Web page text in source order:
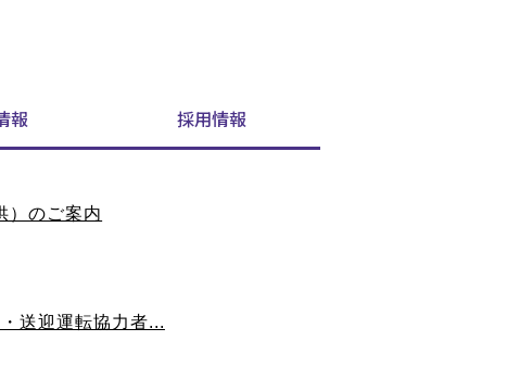
報 採用情報
）のご案内
送迎運転協力者...